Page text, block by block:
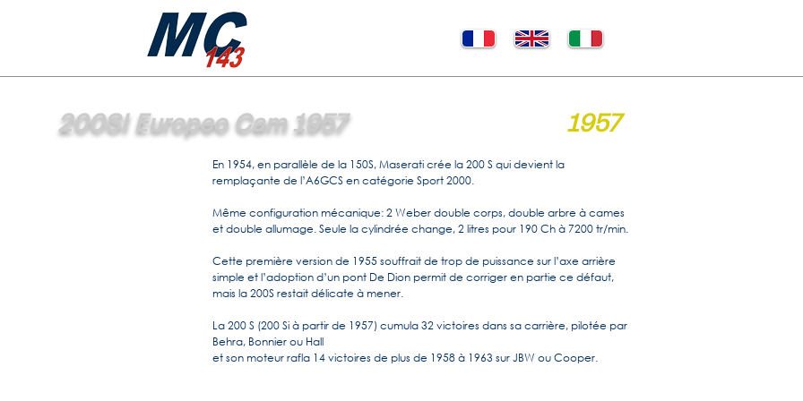
200SI Europeo Cam 1957 1957
En 1954, en parallèle de la 150S, Maserati crée la 200 S qui devient la
remplaçante de l’A6GCS en catégorie Sport 2000.
Même configuration mécanique: 2 Weber double corps, double arbre à cames
et double allumage. Seule la cylindrée change, 2 litres pour 190 Ch à 7200 tr/min.
Cette première version de 1955 souffrait de trop de puissance sur l’axe arrière
simple et l’adoption d’un pont De Dion permit de corriger en partie ce défaut,
mais la 200S restait délicate à mener.
La 200 S (200 Si à partir de 1957) cumula 32 victoires dans sa carrière, pilotée par
Behra, Bonnier ou Hall
et son moteur rafla 14 victoires de plus de 1958 à 1963 sur JBW ou Cooper.